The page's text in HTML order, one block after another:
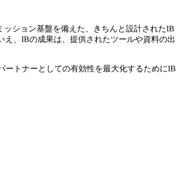
ション基盤を備えた、きちんと設計されたIB
、IBの成果は、提供されたツールや資料の出
トナーとしての有効性を最大化するためにIB